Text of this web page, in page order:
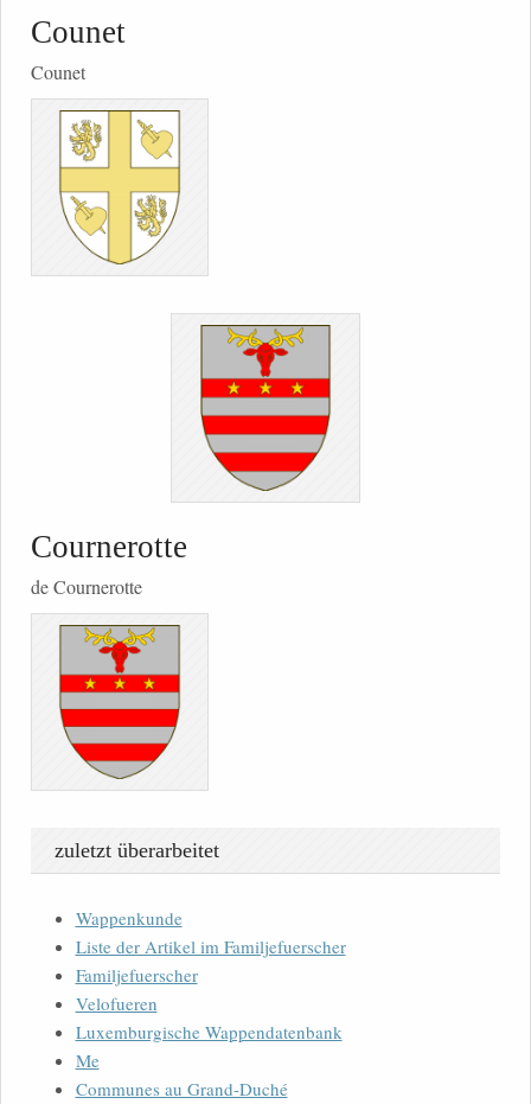
Counet
Counet
Cournerotte
de Cournerotte
zuletzt überarbeitet
Wappenkunde
Liste der Artikel im Familjefuerscher
Familjefuerscher
Velofueren
Luxemburgische Wappendatenbank
Me
Communes au Grand-Duché